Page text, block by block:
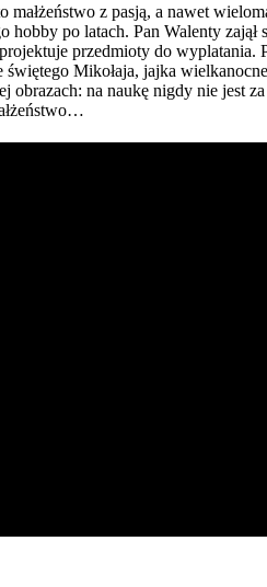
małżeństwo z pasją, a nawet
hobby po latach. Pan Walenty
przedmioty do
Mikołaja, jajka
obrazach: na naukę nigdy nie jest